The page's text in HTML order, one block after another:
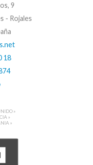
9
- Rojales
18
»
»
»